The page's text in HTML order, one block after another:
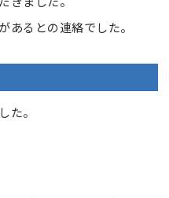
あるとの連絡でした。
た。